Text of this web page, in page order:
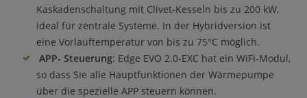
Kaskadenschaltung mit Clivet-Kesseln bis zu 200 kW,
ideal für zentrale Systeme. In der Hybridversion ist
eine Vorlauftemperatur von bis zu 75°C möglich.
APP- Steuerung: Edge EVO 2.0-EXC hat ein WiFi-Modul,
so dass Sie alle Hauptfunktionen der Wärmepumpe
über die spezielle APP steuern können.